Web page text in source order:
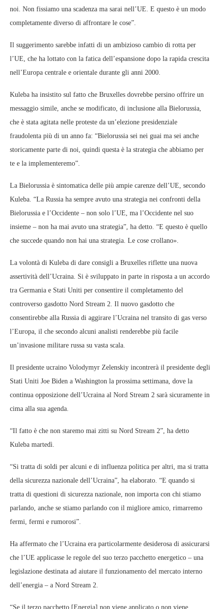
noi. Non fissiamo una scadenza ma sarai nell’UE. E questo è un modo
completamente diverso di affrontare le cose”.
Il suggerimento sarebbe infatti di un ambizioso cambio di rotta per
l’UE, che ha lottato con la fatica dell’espansione dopo la rapida crescita
nell’Europa centrale e orientale durante gli anni 2000.
Kuleba ha insistito sul fatto che Bruxelles dovrebbe persino offrire un
messaggio simile, anche se modificato, di inclusione alla Bielorussia,
che è stata agitata nelle proteste da un’elezione presidenziale
fraudolenta più di un anno fa: “Bielorussia sei nei guai ma sei anche
storicamente parte di noi, quindi questa è la strategia che abbiamo per
te e la implementeremo”.
La Bielorussia è sintomatica delle più ampie carenze dell’UE, secondo
Kuleba. “La Russia ha sempre avuto una strategia nei confronti della
Bielorussia e l’Occidente – non solo l’UE, ma l’Occidente nel suo
insieme – non ha mai avuto una strategia”, ha detto. “E questo è quello
che succede quando non hai una strategia. Le cose crollano».
La volontà di Kuleba di dare consigli a Bruxelles riflette una nuova
assertività dell’Ucraina. Si è sviluppato in parte in risposta a un accordo
tra Germania e Stati Uniti per consentire il completamento del
controverso gasdotto Nord Stream 2. Il nuovo gasdotto che
consentirebbe alla Russia di aggirare l’Ucraina nel transito di gas verso
l’Europa, il che secondo alcuni analisti renderebbe più facile
un’invasione militare russa su vasta scala.
Il presidente ucraino Volodymyr Zelenskiy incontrerà il presidente degli
Stati Uniti Joe Biden a Washington la prossima settimana, dove la
continua opposizione dell’Ucraina al Nord Stream 2 sarà sicuramente in
cima alla sua agenda.
“Il fatto è che non staremo mai zitti su Nord Stream 2”, ha detto
Kuleba martedì.
“Si tratta di soldi per alcuni e di influenza politica per altri, ma si tratta
della sicurezza nazionale dell’Ucraina”, ha elaborato. “E quando si
tratta di questioni di sicurezza nazionale, non importa con chi stiamo
parlando, anche se stiamo parlando con il migliore amico, rimarremo
fermi, fermi e rumorosi”.
Ha affermato che l’Ucraina era particolarmente desiderosa di assicurarsi
che l’UE applicasse le regole del suo terzo pacchetto energetico – una
legislazione destinata ad aiutare il funzionamento del mercato interno
dell’energia – a Nord Stream 2.
“Se il terzo pacchetto [Energia] non viene applicato o non viene